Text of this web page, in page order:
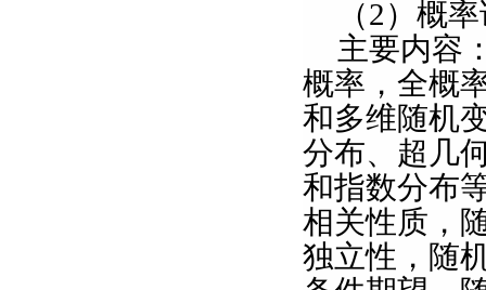
（2）概
主要内容
概率，全概
和多维随机
分布、超几
和指数分布
相关性质，
独立性，随